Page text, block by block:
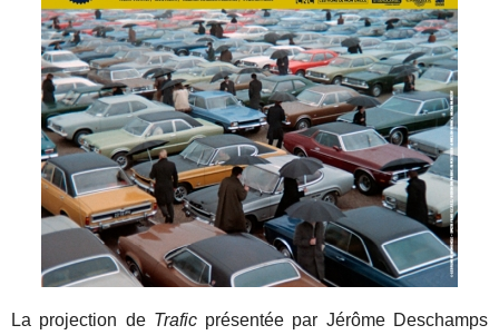
La projection de Traficprésentée par Jérôme Deschamps